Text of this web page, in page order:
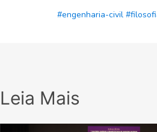
#engenharia-civil
Leia Mais